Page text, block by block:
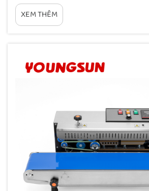
thông qua tự động hóa các công việc
Khi người lao động phải đóng đai
cả ngày, họ sẽ phải cúi người nhiều
XEM THÊM